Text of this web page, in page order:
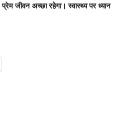
जीवन अच्छा रहेगा। स्वास्थ्य पर ध्यान